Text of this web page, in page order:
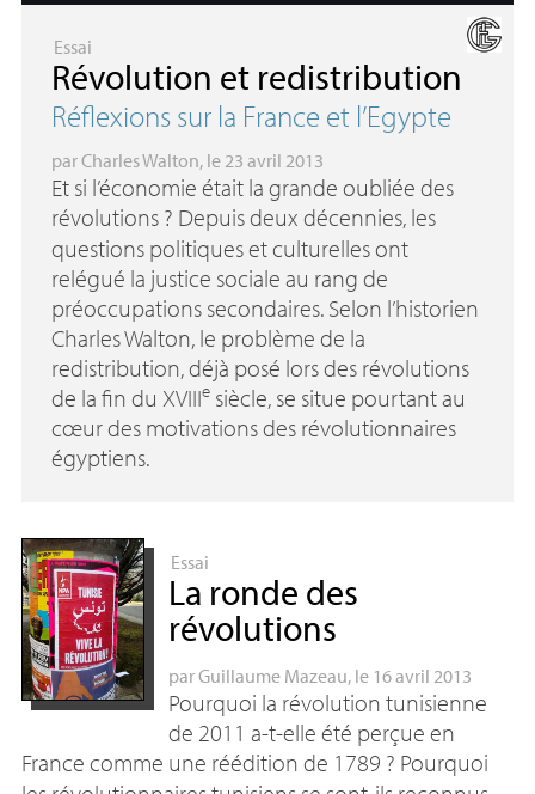
Essai
Révolution et redistribution
Réflexions sur la France et l’Egypte
parCharles Walton, le 23 avril 2013
Et si l’économie était la grande oubliée des
révolutions ? Depuis deux décennies, les
questions politiques et culturelles ont
relégué la justice sociale au rang de
préoccupations secondaires. Selon l’historien
Charles Walton, le problème de la
redistribution, déjà posé lors des révolutions
de la fin du XVIIIesiècle, se situe pourtant au
cœur des motivations des révolutionnaires
égyptiens.
Essai
La ronde des
révolutions
parGuillaume Mazeau, le 16 avril 2013
Pourquoi la révolution tunisienne
de 2011 a-t-elle été perçue en
France comme une réédition de 1789 ? Pourquoi